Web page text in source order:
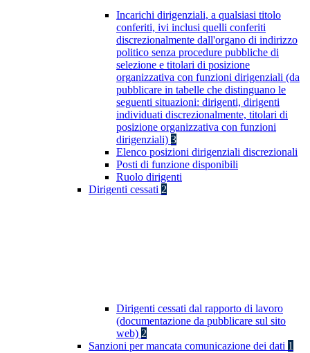
Incarichi dirigenziali, a qualsiasi titolo
conferiti, ivi inclusi quelli conferiti
discrezionalmente dall'organo di indirizzo
politico senza procedure pubbliche di
selezione e titolari di posizione
organizzativa con funzioni dirigenziali (da
pubblicare in tabelle che distinguano le
seguenti situazioni: dirigenti, dirigenti
individuati discrezionalmente, titolari di
posizione organizzativa con funzioni
dirigenziali) 3
Elenco posizioni dirigenziali discrezionali
Posti di funzione disponibili
Ruolo dirigenti
Dirigenti cessati 2
Dirigenti cessati dal rapporto di lavoro
(documentazione da pubblicare sul sito
web) 2
Sanzioni per mancata comunicazione dei dati 1